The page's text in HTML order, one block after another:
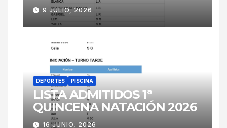
9 JULIO, 2026
DEPORTES PISCINA
LISTA ADMITIDOS 1ª
QUINCENA NATACIÓN 2026
16 JUNIO, 2026